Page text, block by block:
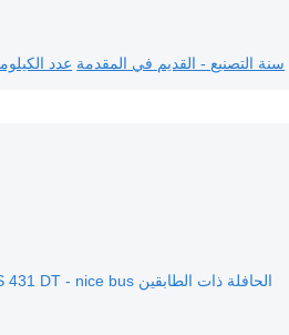
سنة التصنيع - القديم في المقدمة عدد
الحافلة ذات الطابقين Setra S 431 DT - nice bus